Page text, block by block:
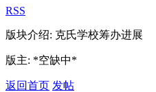
RSS
版块介绍: 克氏学校筹办进展
版主: *空缺中*
返回首页 发帖